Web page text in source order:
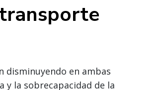
disminuyendo en ambas
y la sobrecapacidad de la